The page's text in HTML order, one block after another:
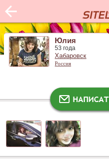
Юлия
53 года
Хабаровск
Россия